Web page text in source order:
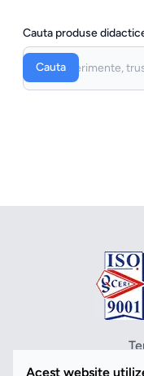
Cauta produse
Cauta
Acest website